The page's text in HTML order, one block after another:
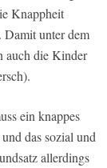
Knappheit
Damit unter dem
auch die Kinder
ein knappes
das sozial und
allerdings